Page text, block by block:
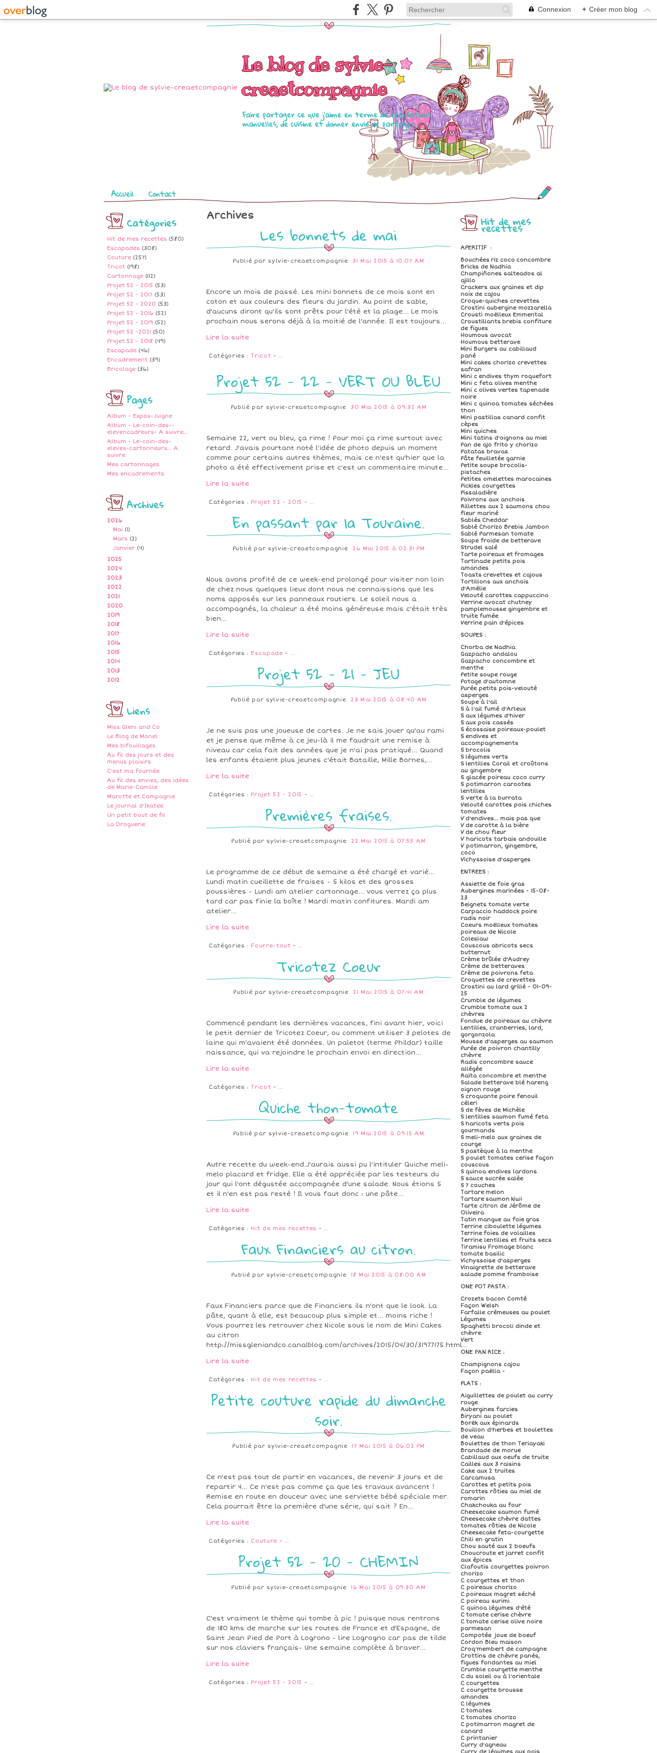
Connexion + Créer mon blog
Le blog de sylvie-
creaetcompagnie
Faire partager ce que j'aime en terme de réalisations
manuelles, de cuisine et donner envie de partager.
Pages
Accueil Contact
Catégories
Hit de mes recettes (580)
Escapades (308)
Couture (257)
Tricot (198)
Cartonnage (112)
Projet 52 - 2015 (53)
Projet 52 - 2017 (53)
Projet 52 - 2020 (53)
Projet 52 - 2016 (52)
Projet 52 - 2019 (52)
Projet 52 -2021 (50)
Projet 52 - 2018 (49)
Escapade (46)
Encadrement (39)
Bricolage (36)
Pages
Album - Expos-Juigne
Album - Le-coin-des--
elevencadreurs- A suivre...
Album - Le-coin-des-
eleves-cartonneurs... A
suivre
Mes cartonnages
Mes encadrements
Archives
2026
Mai (1)
Mars (2)
Janvier (4)
2025
2024
2023
2022
2021
2020
2019
2018
2017
2016
2015
2014
2013
2012
Liens
Miss Gleni and Co
Le Blog de Manel
Mes bifouillages
Au fil des jours et des
menus plaisirs
C'est ma fournée
Au fil des envies, des idées
de Marie-Camille
Marotte et Compagnie
Le journal d'Ikatee
Un petit bout de fil
La Droguerie
Hit de mes
recettes
APERITIF
:
Bouchées riz coco concombre
Bricks de Nadhia
Champiñones salteados al
ajillo
Crackers aux graines et dip
noix de cajou
Croque-quiches crevettes
Crostini aubergine mozzarella
Crousti moëlleux Emmental
Croustillants brebis confiture
de figues
Houmous avocat
Houmous betterave
Mini Burgers au cabillaud
pané
Mini cakes chorizo crevettes
safran
Mini c endives thym roquefort
Mini c feta olives menthe
Mini c olives vertes tapenade
noire
Mini c quinoa tomates séchées
thon
Mini pastillas canard confit
cèpes
Mini quiches
Mini tatins d'oignons au miel
Pan de ajo frito y chorizo
Patatas bravas
Pâte feuilletée garnie
Petite soupe brocolis-
pistaches
Petites omelettes marocaines
Pickles courgettes
Pissaladière
Poivrons aux anchois
Rillettes aux 2 saumons chou
fleur mariné
Sablés Cheddar
Sablé Chorizo Brebis Jambon
Sablé Parmesan tomate
Soupe froide de betterave
Strudel salé
Tarte poireaux et fromages
Tartinade petits pois
amandes
Toasts crevettes et cajous
Tortillons aux anchois
d'Amélie
Velouté carottes cappuccino
Verrine avocat chutney
pamplemousse gingembre et
truite fumée
Verrine pain d'épices
SOUPES :
Chorba de Nadhia
Gazpacho andalou
Gazpacho concombre et
menthe
Petite soupe rouge
Potage d'automne
Purée petits pois-velouté
asperges
Soupe à l'ail
S à l'ail fumé d'Arleux
S aux légumes d'hiver
S aux pois cassés
S écossaise poireaux-poulet
S endives et
accompagnements
S brocolis
S légumes verts
S lentilles Corail et croûtons
au gingembre
S glacée poireau coco curry
S potimarron carootes
lentilles
S verte à la burrata
Velouté carottes pois chiches
tomates
V d'endives... mais pas que
V de carotte à la bière
V de chou fleur
V haricots tarbais andouille
V potimarron, gingembre,
coco
Vichyssoise d'asperges
ENTREES :
Assiette de foie gras
Aubergines marinées - 15-08-
23
Beignets tomate verte
Carpaccio haddock poire
radis noir
Coeurs moëlleux tomates
poireaux de Nicole
Coleslaw
Couscous abricots secs
butternut
Crème brûlée d'Audrey
Crème de betteraves
Crème de poivrons feta
Croquettes de crevettes
Crostini au lard grillé - 01-09-
25
Crumble de légumes
Crumble tomate aux 2
chèvres
Fondue de poireaux au chèvre
Lentilles, cranberries, lard,
gorgonzola
Mousse d'asperges au saumon
Purée de poivron chantilly
chèvre
Radis concombre sauce
allégée
Raïta concombre et menthe
Salade betterave blé hareng
oignon rouge
S croquante poire fenouil
céleri
S de fèves de Michèle
S lentilles saumon fumé feta
S haricots verts pois
gourmands
S meli-melo aux graines de
courge
S pastèque à la menthe
S poulet tomates cerise façon
couscous
S quinoa endives lardons
S sauce sucrée salée
S 7 couches
Tartare melon
Tartare saumon kiwi
Tarte citron de Jérôme de
Oliveira
Tatin mangue au foie gras
Terrine ciboulette légumes
Terrine foies de volailles
Terrine lentilles et fruits secs
Tiramisu Fromage blanc
tomate basilic
Vichyssoise d'asperges
Vinaigrette de betterave
salade pomme framboise
ONE POT PASTA :
Crozets bacon Comté
Façon Welsh
Farfalle crémeuses au poulet
Légumes
Spaghetti brocoli dinde et
chèvre
Vert
ONE PAN RICE :
Champignons cajou
Façon paëlla -
PLATS :
Aiguillettes de poulet au curry
rouge
Aubergines farcies
Biryani au poulet
Borëk aux épinards
Bouillon d'herbes et boulettes
de veau
Boulettes de thon Teriayaki
Brandade de morue
Cabillaud aux oeufs de truite
Cailles aux 3 raisins
Cake aux 2 truites
Carcamusa
Carottes et petits pois
Carottes rôties au miel de
romarin
Chakchouka au four
Cheesecake saumon fumé
Cheesecake chèvre dattes
tomates rôties de Nicole
Cheesecake feta-courgette
Chili en gratin
Chou sauté aux 2 boeufs
Choucroute et jarret confit
aux épices
Clafoutis courgettes poivron
chorizo
C courgettes et thon
C poireaux chorizo
C poireaux magret séché
C poireau surimi
C quinoa légumes d'été
C tomate cerise chèvre
C tomate cerise olive noire
parmesan
Compotée joue de boeuf
Cordon Bleu maison
Croq'membert de campagne
Crottins de chèvre panés,
figues fondantes au miel
Crumble courgette menthe
C du soleil ou à l'orientale
C courgettes
C courgette brousse
amandes
C légumes
C tomates
C tomates chorizo
C potimarron magret de
canard
C printanier
Curry d'agneau
Archives
Les bonnets de mai
Publié par sylvie-creaetcompagnie 31 Mai 2015 à 10:07 AM
Encore un mois de passé. Les mini bonnets de ce mois sont en
coton et aux couleurs des fleurs du jardin. Au point de sable,
d'aucuns diront qu'ils sont prêts pour l'été et la plage... Le mois
prochain nous serons déjà à la moitié de l'année. Il est toujours...
Lire la suite
Catégories : Tricot - …
Projet 52 - 22 - VERT OU BLEU
Publié par sylvie-creaetcompagnie 30 Mai 2015 à 09:32 AM
Semaine 22, vert ou bleu, ça rime ! Pour moi ça rime surtout avec
retard. J'avais pourtant noté l'idée de photo depuis un moment
comme pour certains autres thèmes, mais ce n'est qu'hier que la
photo a été effectivement prise et c'est un commentaire minute...
Lire la suite
Catégories : Projet 52 - 2015 - …
En passant par la Touraine.
Publié par sylvie-creaetcompagnie 26 Mai 2015 à 02:31 PM
Nous avons profité de ce week-end prolongé pour visiter non loin
de chez nous quelques lieux dont nous ne connaissions que les
noms apposés sur les panneaux routiers. Le soleil nous a
accompagnés, la chaleur a été moins généreuse mais c'était très
bien...
Lire la suite
Catégories : Escapade - …
Projet 52 - 21 - JEU
Publié par sylvie-creaetcompagnie 23 Mai 2015 à 08:40 AM
Je ne suis pas une joueuse de cartes. Je ne sais jouer qu'au rami
et je pense que même à ce jeu-là il me faudrait une remise à
niveau car cela fait des années que je n'ai pas pratiqué... Quand
les enfants étaient plus jeunes c'était Bataille, Mille Bornes,...
Lire la suite
Catégories : Projet 52 - 2015 - …
Premières fraises.
Publié par sylvie-creaetcompagnie 22 Mai 2015 à 07:55 AM
Le programme de ce début de semaine a été chargé et varié...
Lundi matin cueillette de fraises - 5 kilos et des grosses
poussières - Lundi am atelier cartonnage... vous verrez ça plus
tard car pas finie la boîte ! Mardi matin confitures. Mardi am
atelier...
Lire la suite
Catégories : Fourre-tout - …
Tricotez Coeur
Publié par sylvie-creaetcompagnie 21 Mai 2015 à 07:41 AM
Commencé pendant les dernières vacances, fini avant hier, voici
le petit dernier de Tricotez Coeur, ou comment utiliser 3 pelotes de
laine qui m'avaient été données. Un paletot (terme Phildar) taille
naissance, qui va rejoindre le prochain envoi en direction...
Lire la suite
Catégories : Tricot - …
Quiche thon-tomate
Publié par sylvie-creaetcompagnie 19 Mai 2015 à 09:15 AM
Autre recette du week-end.J'aurais aussi pu l'intituler Quiche meli-
melo placard et fridge. Elle a été appréciée par les testeurs du
jour qui l'ont dégustée accompagnée d'une salade. Nous étions 5
et il n'en est pas resté ! Il vous faut donc : une pâte...
Lire la suite
Catégories : Hit de mes recettes - …
Faux Financiers au citron.
Publié par sylvie-creaetcompagnie 18 Mai 2015 à 08:00 AM
Faux Financiers parce que de Financiers ils n'ont que le look. La
pâte, quant à elle, est beaucoup plus simple et... moins riche !
Vous pourrez les retrouver chez Nicole sous le nom de Mini Cakes
au citron
http://missgleniandco.canalblog.com/archives/2015/04/30/31977175.html...
Lire la suite
Catégories : Hit de mes recettes - …
Petite couture rapide du dimanche
soir.
Publié par sylvie-creaetcompagnie 17 Mai 2015 à 06:02 PM
Ce n'est pas tout de partir en vacances, de revenir 3 jours et de
repartir 4... Ce n'est pas comme ça que les travaux avancent !
Remise en route en douceur avec une serviette bébé spéciale mer.
Cela pourrait être la première d'une série, qui sait ? En...
Lire la suite
Catégories : Couture - …
Projet 52 - 20 - CHEMIN
Publié par sylvie-creaetcompagnie 16 Mai 2015 à 09:30 AM
C'est vraiment le thème qui tombe à pic ! puisque nous rentrons
de 180 kms de marche sur les routes de France et d'Espagne, de
Saint Jean Pied de Port à Logrono - lire Logrogno car pas de tilde
sur nos claviers français- Une semaine complète à braver...
Lire la suite
Catégories : Projet 52 - 2015 - …